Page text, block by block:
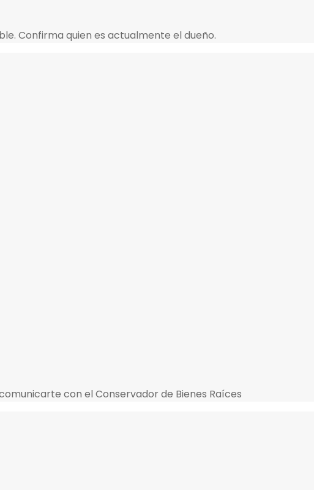
Confirma quien es actualmente el dueño.
Para obtener este certificado en Chile, deberás comunicarte con el Conservador de Bienes Raíces